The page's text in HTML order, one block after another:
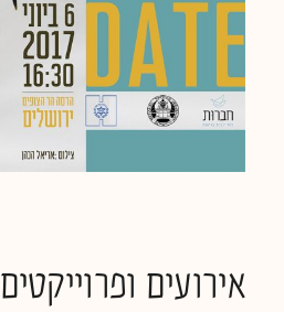
אירועים ופרוייקטים